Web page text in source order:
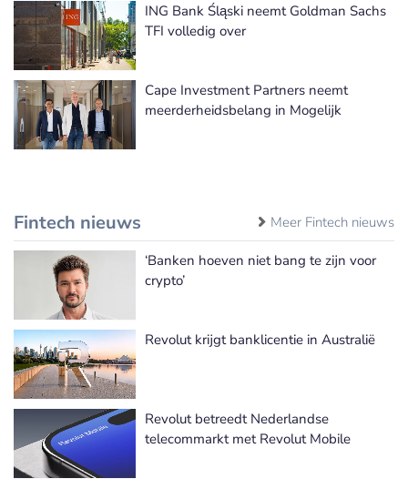
ING Bank Śląski neemt Goldman Sachs
TFI volledig over
Cape Investment Partners neemt
meerderheidsbelang in Mogelijk
Fintech nieuws Meer Fintech nieuws
‘Banken hoeven niet bang te zijn voor
crypto’
Revolut krijgt banklicentie in Australië
Revolut betreedt Nederlandse
telecommarkt met Revolut Mobile